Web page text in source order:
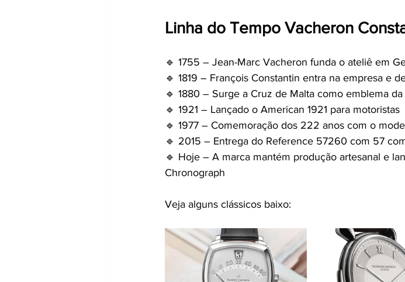
Linha do Tempo Vacheron
🔹 1755 – Jean-Marc Vacheron funda o ateliê em
🔹 1819 – François Constantin entra na empresa e
🔹 1880 – Surge a Cruz de Malta como emblema da
🔹 1921 – Lançado o American 1921 para motoristas
🔹 1977 – Comemoração dos 222 anos com o
🔹 2015 – Entrega do Reference 57260 com 57
🔹 Hoje – A marca mantém produção artesanal e
Chronograph
Veja alguns clássicos baixo: